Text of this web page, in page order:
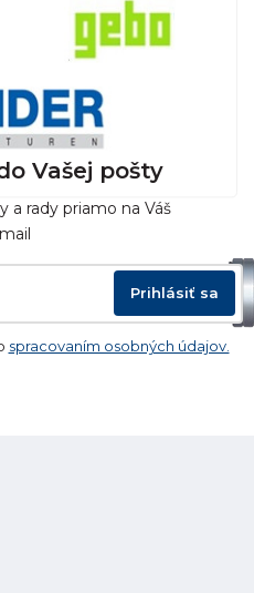
Vašej pošty
a rady priamo na Váš
Prihlásiť sa
spracovaním osobných údajov.